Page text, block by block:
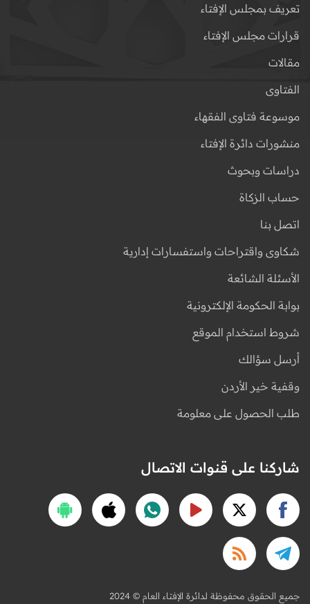
تعريف بمجلس الإفتاء
قرارات مجلس الإفتاء
مقالات
الفتاوى
موسوعة فتاوى الفقهاء
منشورات دائرة الإفتاء
دراسات وبحوث
حساب الزكاة
اتصل بنا
شكاوى واقتراحات واستفسارات إدارية
الأسئلة الشائعة
بوابة الحكومة الإلكترونية
شروط استخدام الموقع
أرسل سؤالك
وقفية خير الأردن
طلب الحصول على معلومة
شاركنا على قنوات الاتصال
2024 © جميع الحقوق محفوظة لدائرة الإفتاء العام